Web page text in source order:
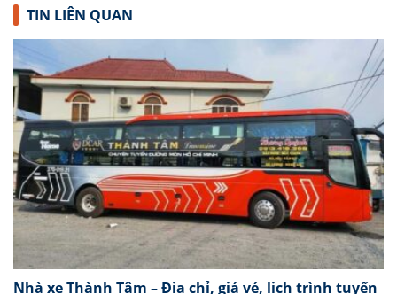
TIN LIÊN QUAN
Nhà xe Thành Tâm – Địa chỉ, giá vé, lịch trình tuyến